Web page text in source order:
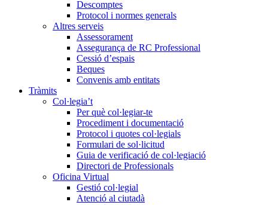
Descomptes
Protocol i normes generals
Altres serveis
Assessorament
Assegurança de RC Professional
Cessió d’espais
Beques
Convenis amb entitats
Tràmits
Col·legia’t
Per què col·legiar-te
Procediment i documentació
Protocol i quotes col·legials
Formulari de sol·licitud
Guia de verificació de col·legiació
Directori de Professionals
Oficina Virtual
Gestió col·legial
Atenció al ciutadà